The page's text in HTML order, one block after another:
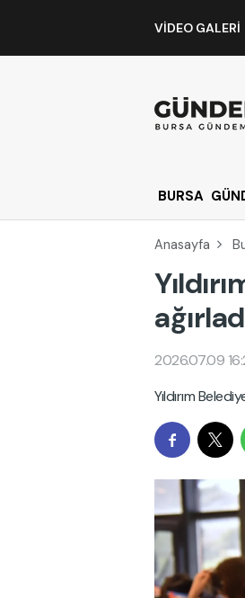
VIDEO GALERI
BURSA
Anasayfa
2026.07.09
Yıldırım